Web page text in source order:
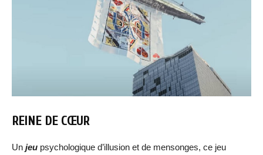
REINE DE CŒUR
Un jeu psychologique d’illusion et de mensonges, ce jeu